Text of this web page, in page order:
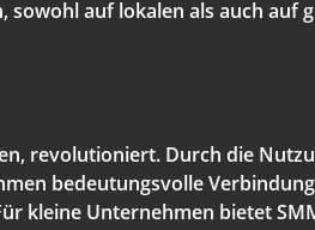
auf lokalen als auch auf
revolutioniert. Durch die
bedeutungsvolle
kleine Unternehmen bietet